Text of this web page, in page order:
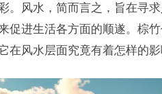
。风水，简而言之，旨在寻
促进生活各方面的顺遂。棕
在风水层面究竟有着怎样的影